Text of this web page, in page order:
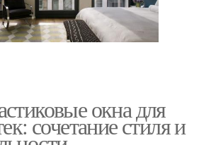
окна для
сочетание стиля и